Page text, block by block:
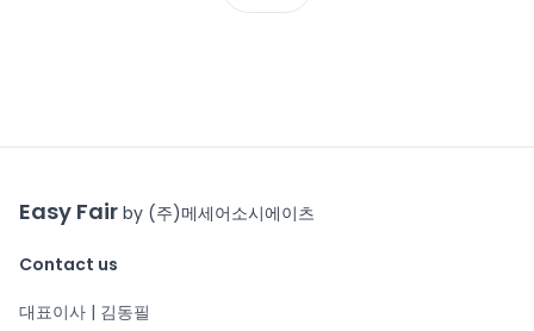
Easy Fair by (주)메세어소시에이츠
Contact us
대표이사 | 김동필